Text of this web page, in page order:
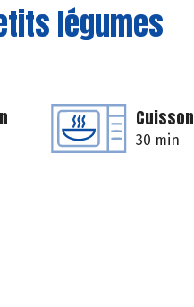
légumes
Cuisson
30 min